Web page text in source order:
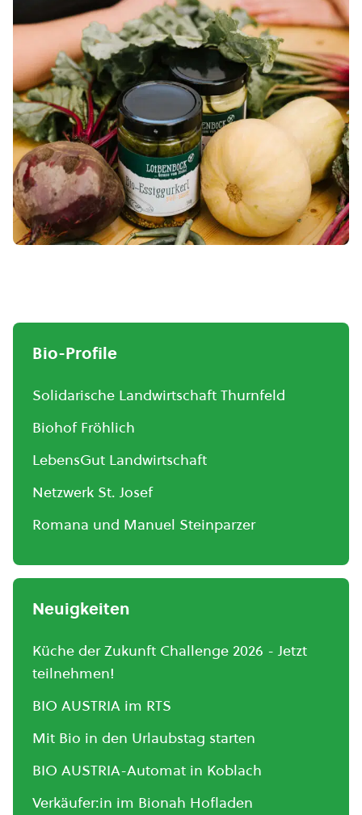
Bio-Profile
Solidarische Landwirtschaft Thurnfeld
Biohof Fröhlich
LebensGut Landwirtschaft
Netzwerk St. Josef
Romana und Manuel Steinparzer
Neuigkeiten
Küche der Zukunft Challenge 2026 - Jetzt
teilnehmen!
BIO AUSTRIA im RTS
Mit Bio in den Urlaubstag starten
BIO AUSTRIA-Automat in Koblach
Verkäufer:in im Bionah Hofladen